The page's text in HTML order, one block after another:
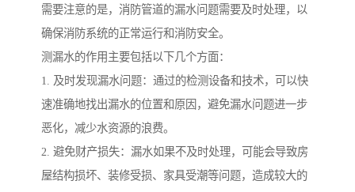
需要注意的是，消防管道的漏水问题需要及时处理，以
确保消防系统的正常运行和消防安全。
测漏水的作用主要包括以下几个方面：
1. 及时发现漏水问题：通过的检测设备和技术，可以快
速准确地找出漏水的位置和原因，避免漏水问题进一步
恶化，减少水资源的浪费。
2. 避免财产损失：漏水如果不及时处理，可能会导致房
屋结构损坏、装修受损、家具受潮等问题，造成较大的